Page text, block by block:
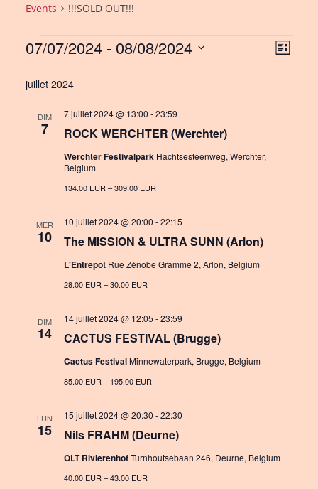
Events !!!SOLD OUT!!!
Events
VE
L
s
07/07/2024 - 08/08/2024
e
juillet 2024
DIM
7 ROCK WERCHTER (Werchter)
7 juillet 2024 @ 13:00 -23:59
Werchter Festivalpark Hachtsesteenweg, Werchter,
Belgium
134.00 EUR – 309.00 EUR
MER
10 The MISSION & ULTRA SUNN (Arlon)
10 juillet 2024 @ 20:00 -22:15
L'Entrepôt Rue Zénobe Gramme 2, Arlon, Belgium
28.00 EUR – 30.00 EUR
DIM
14 CACTUS FESTIVAL (Brugge)
14 juillet 2024 @ 12:05 -23:59
Cactus FestivalMinnewaterpark, Brugge, Belgium
85.00 EUR – 195.00 EUR
LUN
15 Nils FRAHM (Deurne)
15 juillet 2024 @ 20:30 -22:30
OLT RivierenhofTurnhoutsebaan 246, Deurne, Belgium
40.00 EUR – 43.00 EUR